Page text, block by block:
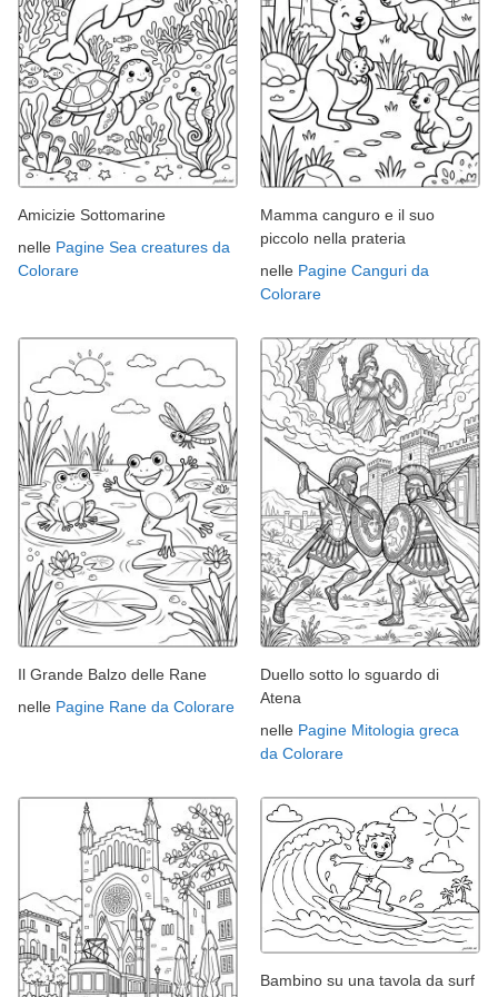
Amicizie Sottomarine
nelle Pagine Sea creatures da
Colorare
Mamma canguro e il suo
piccolo nella prateria
nelle Pagine Canguri da
Colorare
Il Grande Balzo delle Rane
nelle Pagine Rane da Colorare
Duello sotto lo sguardo di
Atena
nelle Pagine Mitologia greca
da Colorare
Bambino su una tavola da surf